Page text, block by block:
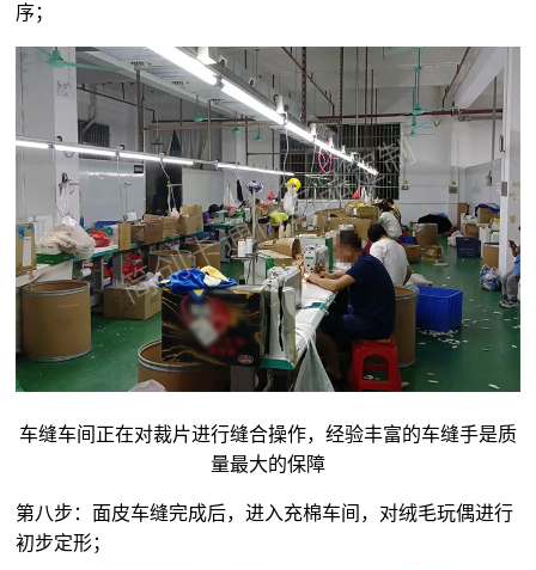
序；
车缝车间正在对裁片进行缝合操作，经验丰富的车缝手是质
量最大的保障
第八步：面皮车缝完成后，进入充棉车间，对绒毛玩偶进行
初步定形；